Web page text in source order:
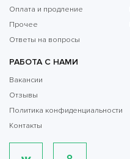
Оплата и продление
Прочее
Ответы на вопросы
РАБОТА С НАМИ
Вакансии
Отзывы
Политика конфиденциальности
Контакты